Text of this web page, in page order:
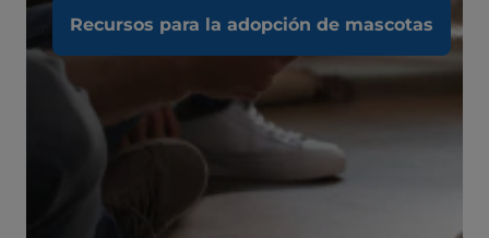
Recursos para la adopción de mascotas